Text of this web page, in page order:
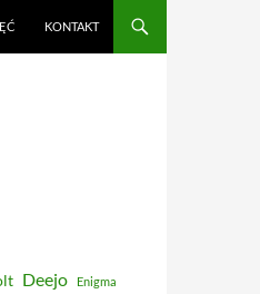
KONTAKT
Deejo
Enigma